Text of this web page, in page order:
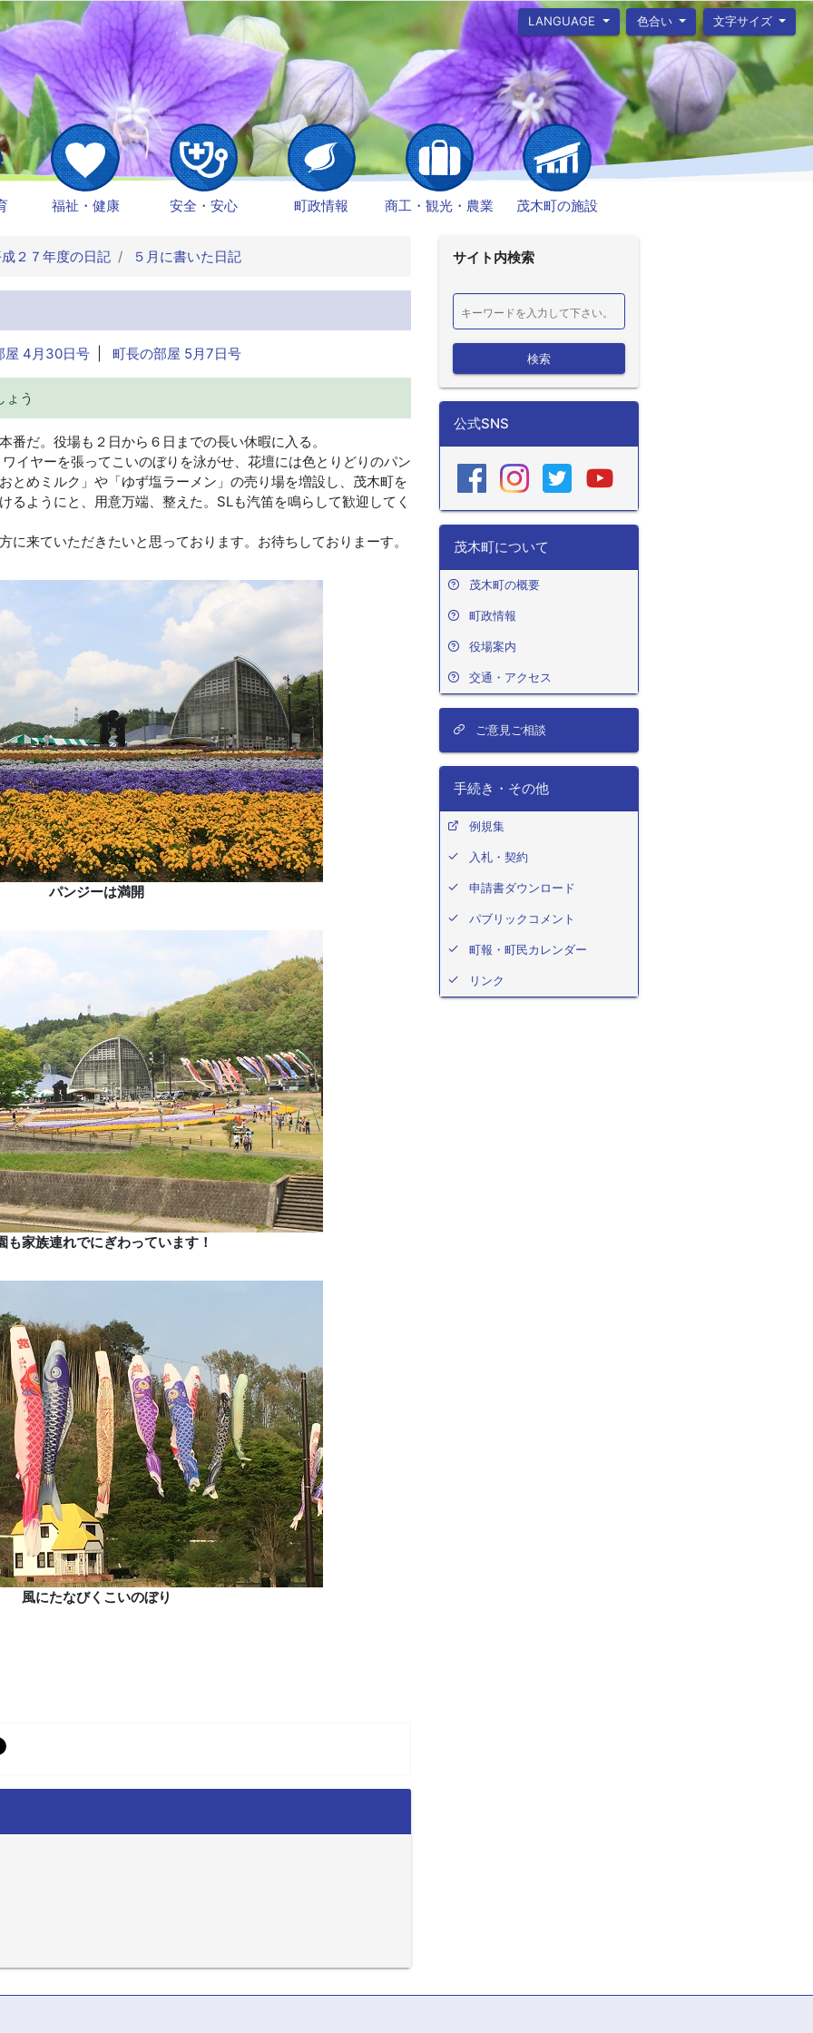
LANGUAGE 色合い 文字サイズ
福祉・健康 安全・安心 町政情報 商工・観光・農業 茂木町の施設
２７年度の日記 ５月に書いた日記
屋 4月30日号 町長の部屋 5月7日号
う
番だ。役場も２日から６日までの長い休暇に入る。
イヤーを張ってこいのぼりを泳がせ、花壇には色とりどりのパン
とめミルク」や「ゆず塩ラーメン」の売り場を増設し、茂木町を
るようにと、用意万端、整えた。SLも汽笛を鳴らして歓迎してく
に来ていただきたいと思っております。お待ちしておりまーす。
パンジーは満開
も家族連れでにぎわっています！
風にたなびくこいのぼり
サイト内検索
検索
公式SNS
茂木町について
茂木町の概要
町政情報
役場案内
交通・アクセス
ご意見ご相談
手続き・その他
例規集
入札・契約
申請書ダウンロード
パブリックコメント
町報・町民カレンダー
リンク